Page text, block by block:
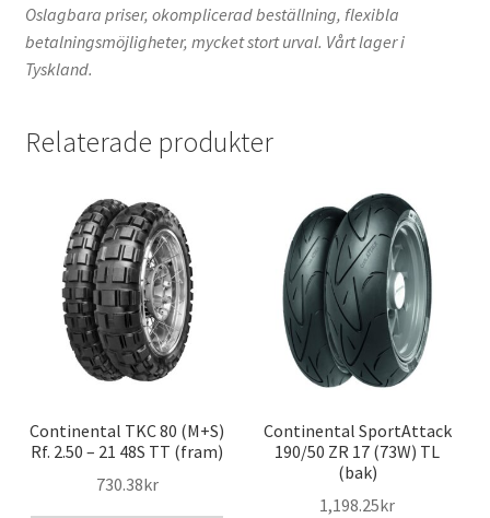
Oslagbara priser, okomplicerad beställning, flexibla
betalningsmöjligheter, mycket stort urval. Vårt lager i
Tyskland.
Relaterade produkter
Continental TKC 80 (M+S)
Rf. 2.50 – 21 48S TT (fram)
730.38kr
Continental SportAttack
190/50 ZR 17 (73W) TL
(bak)
1,198.25kr